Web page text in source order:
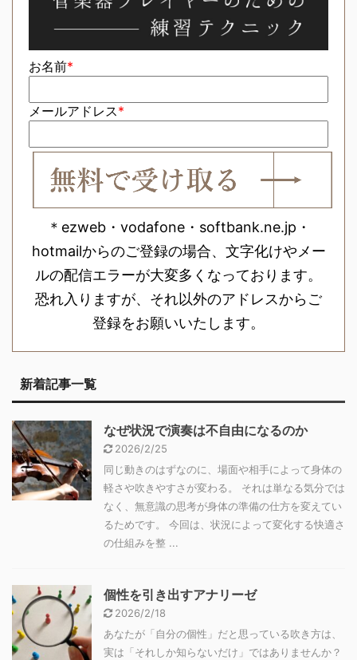
お名前*
メールアドレス*
＊ezweb・vodafone・softbank.ne.jp・
hotmailからのご登録の場合、文字化けやメー
ルの配信エラーが大変多くなっております。
恐れ入りますが、それ以外のアドレスからご
登録をお願いいたします。
新着記事一覧
なぜ状況で演奏は不自由になるのか
2026/2/25
同じ動きのはずなのに、場面や相手によって身体の
軽さや吹きやすさが変わる。 それは単なる気分では
なく、無意識の思考が身体の準備の仕方を変えてい
るためです。 今回は、状況によって変化する快適さ
の仕組みを整 ...
個性を引き出すアナリーゼ
2026/2/18
あなたが「自分の個性」だと思っている吹き方は、
実は「それしか知らないだけ」ではありませんか？